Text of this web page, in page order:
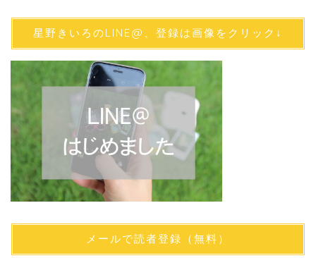
星野きいろのLINE@、登録は画像をクリック↓
メールで読者登録（無料）